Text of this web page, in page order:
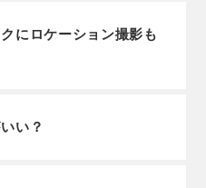
にロケーション撮影も
い？